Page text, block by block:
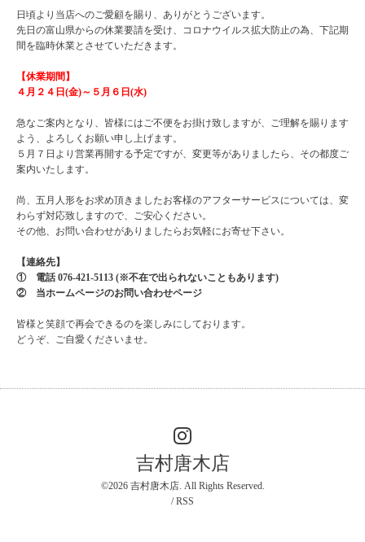
日頃より当店へのご愛顧を賜り、ありがとうございます。
先日の富山県からの休業要請を受け、コロナウイルス拡大防止の為、下記期
間を臨時休業とさせていただきます。
【休業期間】
４月２４日(金)～５月６日(水)
急なご案内となり、皆様にはご不便をお掛け致しますが、ご理解を賜ります
よう、よろしくお願い申し上げます。
５月７日より営業再開する予定ですが、変更等がありましたら、その都度ご
案内いたします。
尚、五月人形をお求め頂きましたお客様のアフターサービスについては、変
わらず対応致しますので、ご安心ください。
その他、お問い合わせがありましたらお気軽にお寄せ下さい。
【連絡先】
① 電話 076-421-5113 (※不在で出られないこともあります)
② 当ホームページのお問い合わせページ
皆様と笑顔で再会できるのを楽しみにしております。
どうぞ、ご自愛くださいませ。
吉村唐木店
©2026 吉村唐木店. All Rights Reserved.
/RSS